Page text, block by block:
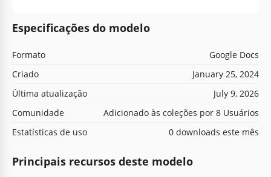
Especificações do modelo
Formato
Google Docs
Criado
January 25, 2024
Última atualização
July 9, 2026
Comunidade
Adicionado às coleções por 8 Usuários
Estatísticas de uso
0 downloads este mês
Principais recursos deste modelo